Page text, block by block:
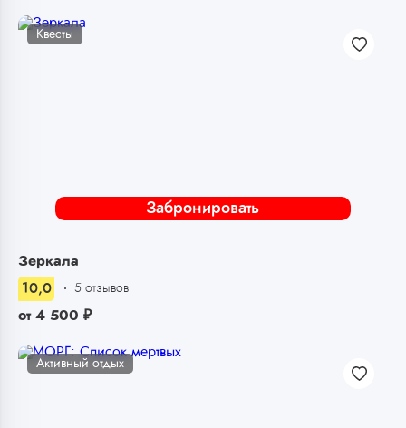
Забронировать
Квесты
Зеркала
10,0
5 отзывов
от 4 500 ₽
Активный отдых